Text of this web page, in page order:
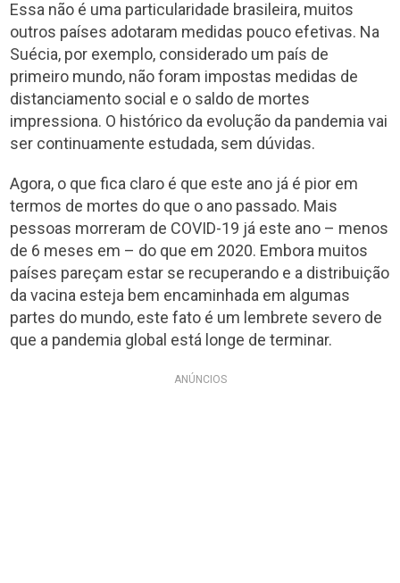
Essa não é uma particularidade brasileira, muitos
outros países adotaram medidas pouco efetivas. Na
Suécia, por exemplo, considerado um país de
primeiro mundo, não foram impostas medidas de
distanciamento social e o saldo de mortes
impressiona. O histórico da evolução da pandemia vai
ser continuamente estudada, sem dúvidas.
Agora, o que fica claro é que este ano já é pior em
termos de mortes do que o ano passado. Mais
pessoas morreram de COVID-19 já este ano – menos
de 6 meses em – do que em 2020. Embora muitos
países pareçam estar se recuperando e a distribuição
da vacina esteja bem encaminhada em algumas
partes do mundo, este fato é um lembrete severo de
que a pandemia global está longe de terminar.
ANÚNCIOS